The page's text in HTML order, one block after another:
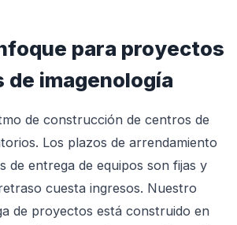
para proyectos
de imagenología
de construcción de centros de
Los plazos de arrendamiento
de entrega de equipos son fijas y
cuesta ingresos. Nuestro
de proyectos está construido en